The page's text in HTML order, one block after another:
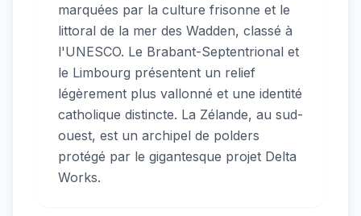
marquées par la culture frisonne et le
littoral de la mer des Wadden, classé à
l'UNESCO. Le Brabant-Septentrional et
le Limbourg présentent un relief
légèrement plus vallonné et une identité
catholique distincte. La Zélande, au sud-
ouest, est un archipel de polders
protégé par le gigantesque projet Delta
Works.